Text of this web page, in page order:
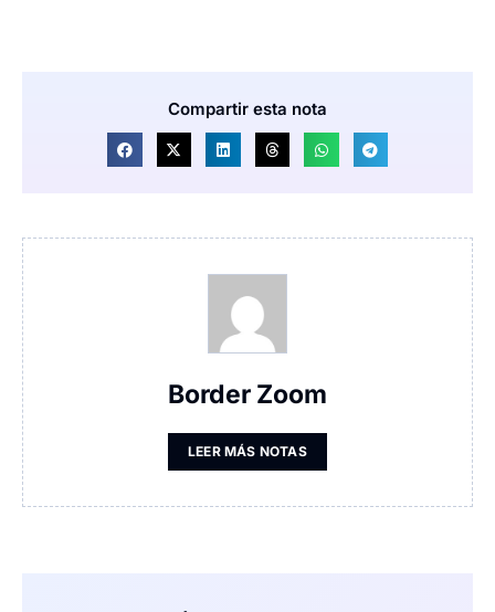
Compartir esta nota
Border Zoom
LEER MÁS NOTAS